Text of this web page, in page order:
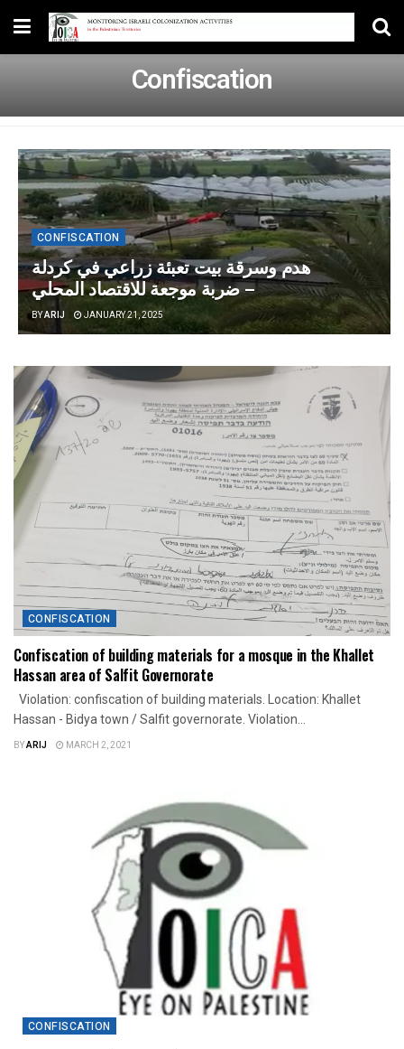
Confiscation
CONFISCATION
هدم وسرقة بيت تعبئة زراعي في كردلة
– ضربة موجعة للاقتصاد المحلي
BYARIJ JANUARY 21, 2025
CONFISCATION
Confiscation of building materials for a mosque in the Khallet
Hassan area of Salfit Governorate
Violation: confiscation of building materials. Location: Khallet
Hassan - Bidya town / Salfit governorate. Violation...
BYARIJ MARCH 2, 2021
CONFISCATION